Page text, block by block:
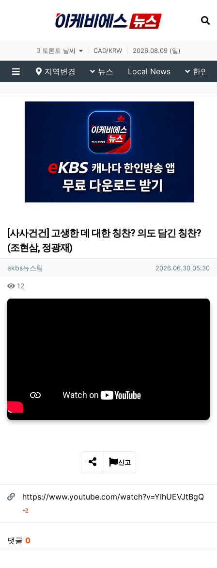
토론토 날씨 CAD/KRW 2026.08.09 (일)
메뉴
지역변경 뉴스 Local News 한인
이슈 브리핑
[사사건건] 고생한 데 대한 칭찬? 의도 담긴 칭찬?
(조현삼, 정광재)
작성자 정보
ekbs뉴스팀 작성일
2026.06.30 05:30
컨텐츠 정보
12조회
본문
SNS 공유
신고
관련자료
https://www.youtube.com/watch?v=YIhUEVJtBgQ
2회 연결
댓글 0